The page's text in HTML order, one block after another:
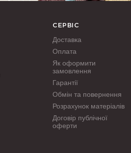
СЕРВІС
Доставка
Оплата
Як оформити
замовлення
Гарантії
Обмін та повернення
Розрахунок матеріалів
Договір публічної
оферти